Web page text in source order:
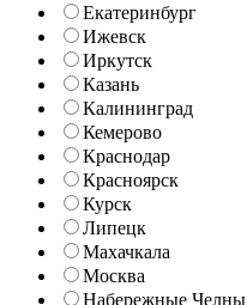
Екатеринбург
Ижевск
Иркутск
Казань
Калининград
Кемерово
Краснодар
Красноярск
Курск
Липецк
Махачкала
Москва
Набережные Челны